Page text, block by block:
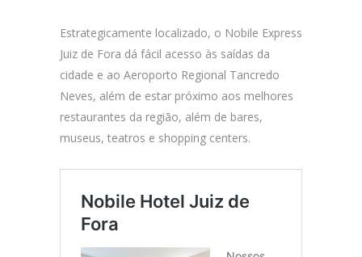
Estrategicamente localizado, o Nobile Express
Juiz de Fora dá fácil acesso às saídas da
cidade e ao Aeroporto Regional Tancredo
Neves, além de estar próximo aos melhores
restaurantes da região, além de bares,
museus, teatros e shopping centers.